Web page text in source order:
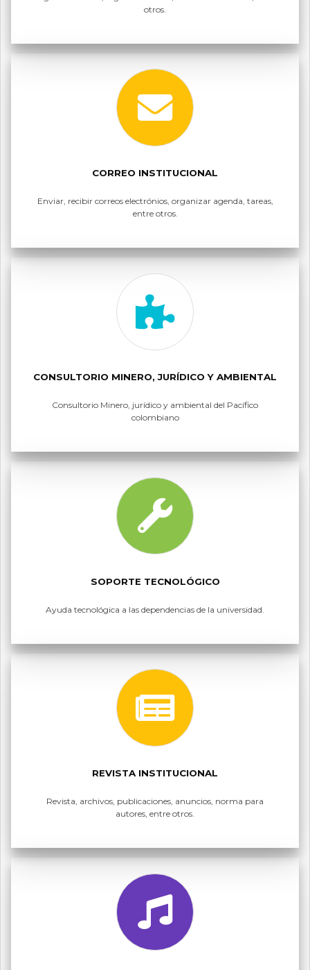
otros.
CORREO INSTITUCIONAL
Enviar, recibir correos electrónios, organizar agenda, tareas,
entre otros.
CONSULTORIO MINERO, JURÍDICO Y AMBIENTAL
Consultorio Minero, jurídico y ambiental del Pacífico
colombiano
SOPORTE TECNOLÓGICO
Ayuda tecnológica a las dependencias de la universidad.
REVISTA INSTITUCIONAL
Revista, archivos, publicaciones, anuncios, norma para
autores, entre otros.